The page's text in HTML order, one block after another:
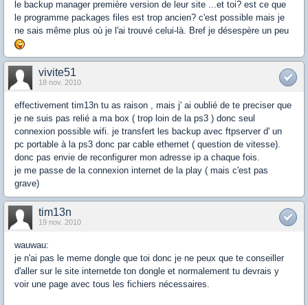
le backup manager première version de leur site ...et toi? est ce que
le programme packages files est trop ancien? c'est possible mais je
ne sais même plus où je l'ai trouvé celui-là. Bref je désespère un peu
vivite51
18 nov. 2010
effectivement tim13n tu as raison , mais j' ai oublié de te preciser que
je ne suis pas relié a ma box ( trop loin de la ps3 ) donc seul
connexion possible wifi. je transfert les backup avec ftpserver d' un
pc portable à la ps3 donc par cable ethernet ( question de vitesse).
donc pas envie de reconfigurer mon adresse ip a chaque fois.
je me passe de la connexion internet de la play ( mais c'est pas
grave)
tim13n
19 nov. 2010
wauwau:
je n'ai pas le meme dongle que toi donc je ne peux que te conseiller
d'aller sur le site internetde ton dongle et normalement tu devrais y
voir une page avec tous les fichiers nécessaires.